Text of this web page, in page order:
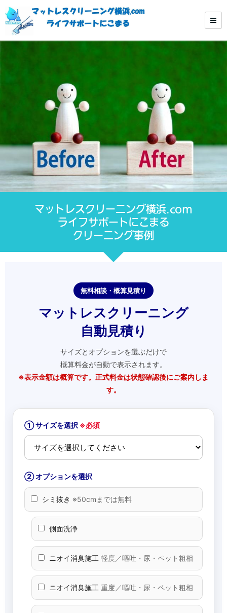
マットレスクリーニング横浜.com
ライフサポートにこまる
クリーニング事例
無料相談・概算見積り
マットレスクリーニング
自動見積り
サイズとオプションを選ぶだけで
概算料金が自動で表示されます。
※表示金額は概算です。正式料金は状態確認後にご案内しま
す。
① サイズを選択 ※必須
② オプションを選択
シミ抜き ※50cmまでは無料
側面洗浄
ニオイ消臭施工 軽度／嘔吐・尿・ペット粗相
ニオイ消臭施工 重度／嘔吐・尿・ペット粗相